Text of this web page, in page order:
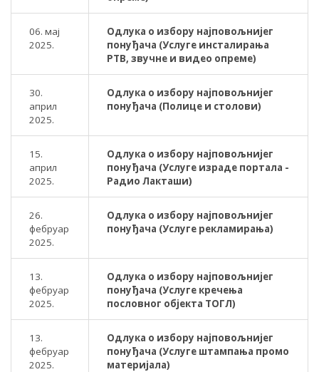
06. мај
2025.
Одлука о избору најповољнијег
понуђача (Услуге инсталирања
РТВ, звучне и видео опреме)
30.
април
2025.
Одлука о избору најповољнијег
понуђача (Полице и столови)
15.
април
2025.
Одлука о избору најповољнијег
понуђача (Услуге израде портала -
Радио Лакташи)
26.
фебруар
2025.
Одлука о избору најповољнијег
понуђача (Услуге рекламирања)
13.
фебруар
2025.
Одлука о избору најповољнијег
понуђача (Услуге кречења
пословног објекта ТОГЛ)
13.
фебруар
2025.
Одлука о избору најповољнијег
понуђача (Услуге штампања промо
материјала)